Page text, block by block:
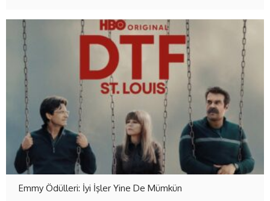
Emmy Ödülleri: İyi İşler Yine De Mümkün